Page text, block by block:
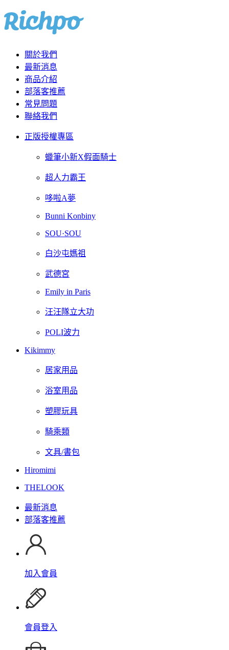
關於我們
最新消息
商品介紹
部落客推薦
常見問題
聯絡我們
正版授權專區
蠟筆小新X假面騎士
超人力霸王
哆啦A夢
Bunni Konbiny
SOU·SOU
白沙屯媽祖
武德宮
Emily in Paris
汪汪隊立大功
POLI波力
Kikimmy
居家用品
浴室用品
塑膠玩具
騎乘類
文具/書包
Hiromimi
THELOOK
最新消息
部落客推薦
加入會員
會員登入